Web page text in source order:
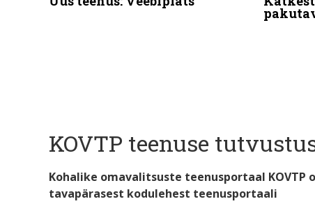
KOVTP teenuse
Kohalike omavalitsuste teenusportaal KOVTP
tavapärasest kodulehest teenusportaali